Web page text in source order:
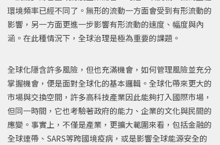
環境頻率已經不同了。無形的流動一方面會受到有形流動的
影響，另一方面更進一步影響有形流動的速度、幅度與內
涵。在此種情況下，全球治理是極為重要的課題。
全球化隱含許多風險，但也充滿機會，如何管理風險並充分
掌握機會，便是面對全球化的基本邏輯。全球化帶來更大的
市場與交換空間，許多高科技產業因此能夠打入國際市場，
但同一時間，它也考驗著政府的能力、企業的文化與民間的
應變。事實上，不僅是產業，更擴大範圍來看，包括金融的
全球連帶、SARS等跨國境疫病，或是影響全球能源安全的